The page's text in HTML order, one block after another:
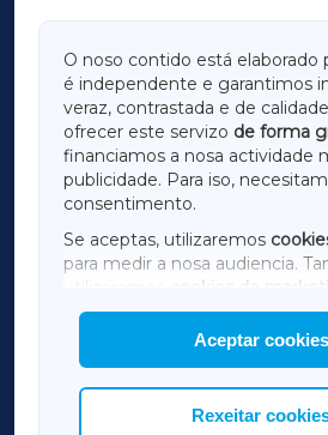
O noso contido está elaborado
é independente e garantimos
veraz, contrastada e de
ofrecer este servizo de forma
financiamos a nosa actividade
publicidade. Para iso,
consentimento.
Se aceptas, utilizaremos
para medir a nosa audiencia.
utilizaremos
cookies de
mostrar publicidade de
Así mesmo, podes personalizar
cookies que desexas permitir.
Aceptar cookies
Rexeitar
LUGOXA
TERRACHAXA
AMARIÑAXA
ACORUÑAXA